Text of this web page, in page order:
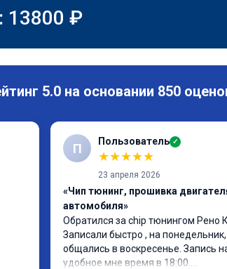
13800 ₽
5.0 на основании 850
П Пользователь ✓
★★★★★
23 апреля 2026
«Чип тюнинг, прошивка
автомобиля»
Обратился за chip тюнингом Рено
Записали быстро , на понедельник,
общались в воскресенье. Запись
удобное мне время в 18:00.